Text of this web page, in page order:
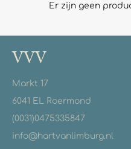
Er zijn geen
VVV
Markt 17
6041 EL Roermond
(0031)0475335847
info@hartvanlimburg.nl